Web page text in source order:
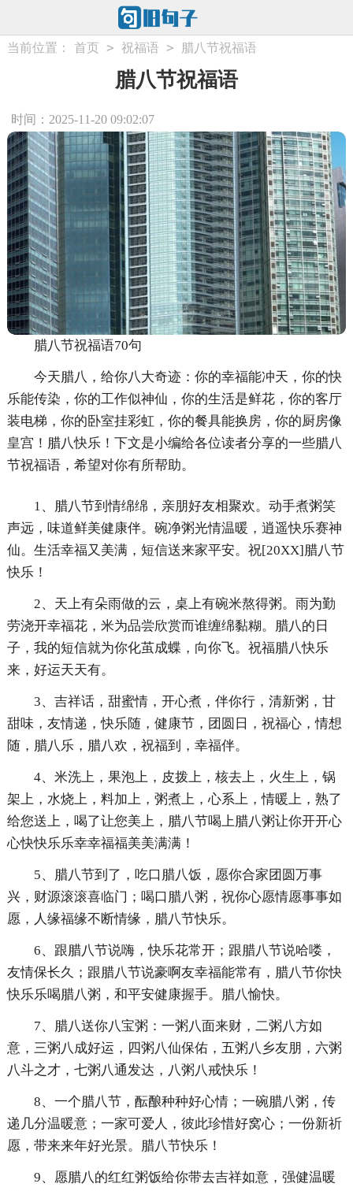
当前位置： 首页 > 祝福语 > 腊八节祝福语
腊八节祝福语
时间：2025-11-20 09:02:07
腊八节祝福语70句
今天腊八，给你八大奇迹：你的幸福能冲天，你的快
乐能传染，你的工作似神仙，你的生活是鲜花，你的客厅
装电梯，你的卧室挂彩虹，你的餐具能换房，你的厨房像
皇宫！腊八快乐！下文是小编给各位读者分享的一些腊八
节祝福语，希望对你有所帮助。
1、腊八节到情绵绵，亲朋好友相聚欢。动手煮粥笑
声远，味道鲜美健康伴。碗净粥光情温暖，逍遥快乐赛神
仙。生活幸福又美满，短信送来家平安。祝[20XX]腊八节
快乐！
2、天上有朵雨做的云，桌上有碗米熬得粥。雨为勤
劳浇开幸福花，米为品尝欣赏而谁缠绵黏糊。腊八的日
子，我的短信就为你化茧成蝶，向你飞。祝福腊八快乐
来，好运天天有。
3、吉祥话，甜蜜情，开心煮，伴你行，清新粥，甘
甜味，友情递，快乐随，健康节，团圆日，祝福心，情想
随，腊八乐，腊八欢，祝福到，幸福伴。
4、米洗上，果泡上，皮拨上，核去上，火生上，锅
架上，水烧上，料加上，粥煮上，心系上，情暖上，熟了
给您送上，喝了让您美上，腊八节喝上腊八粥让你开开心
心快快乐乐幸幸福福美美满满！
5、腊八节到了，吃口腊八饭，愿你合家团圆万事
兴，财源滚滚喜临门；喝口腊八粥，祝你心愿情愿事事如
愿，人缘福缘不断情缘，腊八节快乐。
6、跟腊八节说嗨，快乐花常开；跟腊八节说哈喽，
友情保长久；跟腊八节说豪啊友幸福能常有，腊八节你快
快乐乐喝腊八粥，和平安健康握手。腊八愉快。
7、腊八送你八宝粥：一粥八面来财，二粥八方如
意，三粥八成好运，四粥八仙保佑，五粥八乡友朋，六粥
八斗之才，七粥八通发达，八粥八戒快乐！
8、一个腊八节，酝酿种种好心情；一碗腊八粥，传
递几分温暖意；一家可爱人，彼此珍惜好窝心；一份新祈
愿，带来来年好光景。腊八节快乐！
9、愿腊八的红红粥饭给你带去吉祥如意，强健温暖